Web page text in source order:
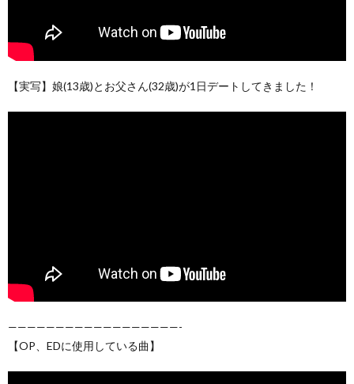
【実写】娘(13歳)とお父さん(32歳)が1日デートしてきました！
——————————————————-
【OP、EDに使用している曲】